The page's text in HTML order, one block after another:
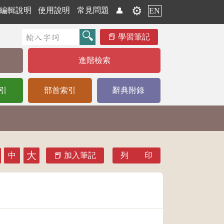
編輯說明 使用說明 常見問題 👤 ⚙️ EN
學習筆記
進階檢索
部首索引 辭典附錄
中 大 加入筆記 列 印